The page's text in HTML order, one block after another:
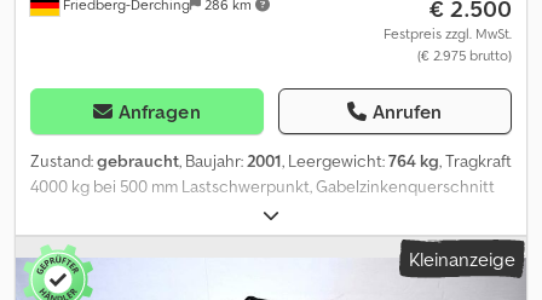
Friedberg-Derching 286 km € 2.500
Festpreis zzgl. MwSt.
(€ 2.975 brutto)
Anfragen Anrufen
Zustand:gebraucht, Baujahr: 2001, Leergewicht:764 kg, Tragkraft
4000 kg bei 500 mm Lastschwerpunkt, Gabelzinkenquerschnitt
150 x 60 mm, Gabelzinkenlänge: 2000 mm, Baubreite: 1310 mm,
Öffnungsbereich: 260 - 1.740 mm, Aufhängung: FEM3B, Vorbaumaß:
173 mm, Eigenschwerpunkt: 414 mm, Gebrauchtes Meyer
Zinkenverstellgerät mit Ventilblockseitenschub, Seitenschub
Kleinanzeige